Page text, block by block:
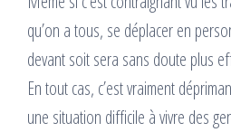
qu’on a tous, se déplacer en
devant soit sera sans doute plus
En tout cas, c’est vraiment
une situation difficile à vivre des